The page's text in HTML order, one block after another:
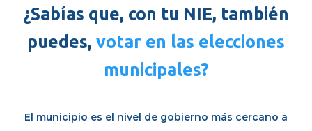
¿Sabías que, con tu NIE, también
puedes, votar en las elecciones
municipales?
El municipio es el nivel de gobierno más cercano a